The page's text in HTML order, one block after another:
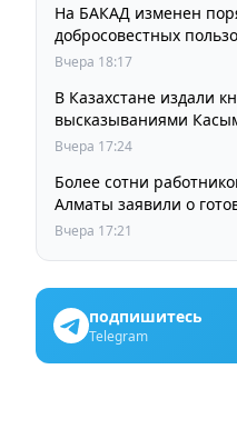
На БАКАД изменен
добросовестных
остается прежней
Вчера 18:17
В Казахстане издали
высказываниями
Вчера 17:24
Более сотни
Алматы заявили о
выборах членов
Вчера 17:21
подпишитесь
Telegram